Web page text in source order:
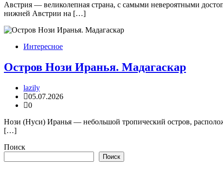
Австрия — великолепная страна, с самыми невероятными
нижней Австрии на […]
Интересное
Остров Нози Иранья. Мадагаскар
lazily
05.07.2026
0
Нози (Нуси) Иранья — небольшой тропический остров,
[…]
Поиск
Поиск